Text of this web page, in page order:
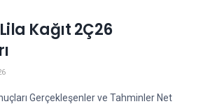
Kağıt 2Ç26
Gerçekleşenler ve Tahminler Net